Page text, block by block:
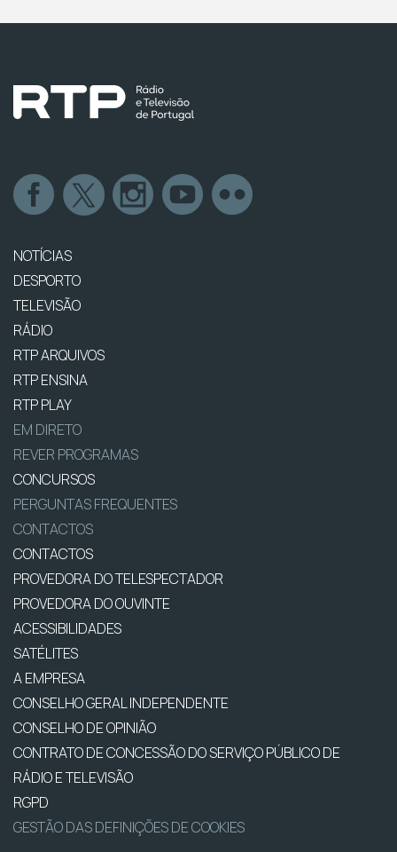
NOTÍCIAS
DESPORTO
TELEVISÃO
RÁDIO
RTP ARQUIVOS
RTP ENSINA
RTP PLAY
EM DIRETO
REVER PROGRAMAS
CONCURSOS
PERGUNTAS FREQUENTES
CONTACTOS
CONTACTOS
PROVEDORA DO TELESPECTADOR
PROVEDORA DO OUVINTE
ACESSIBILIDADES
SATÉLITES
A EMPRESA
CONSELHO GERAL INDEPENDENTE
CONSELHO DE OPINIÃO
CONTRATO DE CONCESSÃO DO SERVIÇO PÚBLICO DE
RÁDIO E TELEVISÃO
RGPD
GESTÃO DAS DEFINIÇÕES DE COOKIES